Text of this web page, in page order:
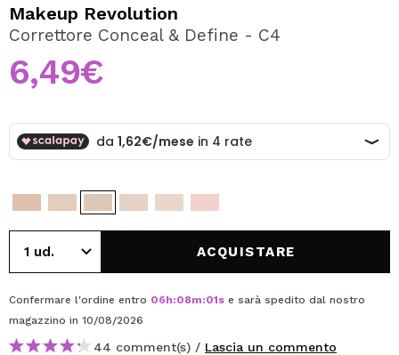
Creando un account su Maquibeauty.it potrai fare i tuoi
acquisti velocemente, controllare lo stato dei tuoi ordini e
consultare le tue operazioni precedenti.
CREARE UN ACCOUNT
Makeup Revolution
Correttore Conceal & Define - C4
6,49€
ACQUISTARE
Confermare l'ordine entro 06h:08m:01s e sarà spedito dal nostro
magazzino in 10/08/2026
44 comment(s) / Lascia un commento